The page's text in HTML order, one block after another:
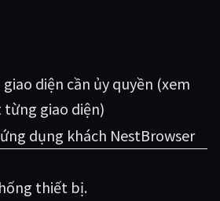
giao diện cần ủy quyền (xem
giao diện)
dụng khách NestBrowser
thiết bị.